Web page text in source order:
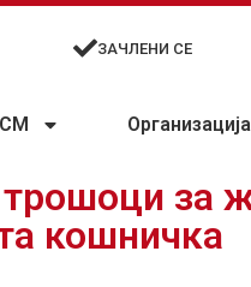
ЗАЧЛЕНИ СЕ
Организација
за
кошничка